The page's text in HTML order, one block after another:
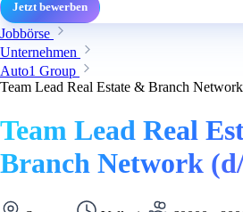
Jetzt bewerben
Jobbörse
Unternehmen
Auto1 Group
Team Lead Real Estate & Branch
Team Lead Real
Branch Network